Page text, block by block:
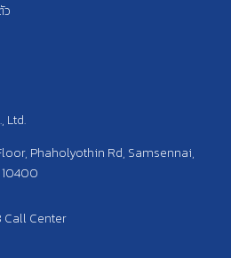
ว
Ltd.
Phaholyothin Rd, Samsennai,
Center